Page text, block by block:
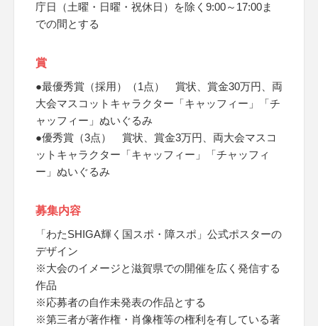
庁日（土曜・日曜・祝休日）を除く9:00～17:00ま
での間とする
賞
●最優秀賞（採用）（1点） 賞状、賞金30万円、両
大会マスコットキャラクター「キャッフィー」「チ
ャッフィー」ぬいぐるみ
●優秀賞（3点） 賞状、賞金3万円、両大会マスコ
ットキャラクター「キャッフィー」「チャッフィ
ー」ぬいぐるみ
募集内容
「わたSHIGA輝く国スポ・障スポ」公式ポスターの
デザイン
※大会のイメージと滋賀県での開催を広く発信する
作品
※応募者の自作未発表の作品とする
※第三者が著作権・肖像権等の権利を有している著